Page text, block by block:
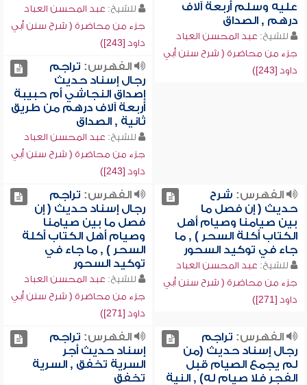
عليه وسلم أربعة آلاف
درهم , الصداق
للشيخ: عبد المحسن العباد
جزء من محاضرة ( شرح سنن أبي
داود [243])
للشيخ: عبد المحسن العباد
جزء من محاضرة ( شرح سنن أبي
داود [243])
الفهرس: تراجم
رجال إسناد حديث
إصداق النجاشي أم حبيبة
أربعة آلاف درهم من طريق
ثانية , الصداق
للشيخ: عبد المحسن العباد
جزء من محاضرة ( شرح سنن أبي
داود [243])
الفهرس: شرح
حديث ( إن فصل ما
بين صيامنا وصيام أهل
الكتاب أكلة السحر ) , ما
جاء في توكيد السحور
للشيخ: عبد المحسن العباد
جزء من محاضرة ( شرح سنن أبي
داود [271])
الفهرس: تراجم
رجال إسناد حديث ( إن
فصل ما بين صيامنا
وصيام أهل الكتاب أكلة
السحر ) , ما جاء في
توكيد السحور
للشيخ: عبد المحسن العباد
جزء من محاضرة ( شرح سنن أبي
داود [271])
الفهرس: تراجم
رجال إسناد حديث (من
لم يجمع الصيام قبل
الفجر فلا صيام له) , النية
الفهرس: تراجم
إسناد حديث أجر
السرية تخفق , السرية
تخفق